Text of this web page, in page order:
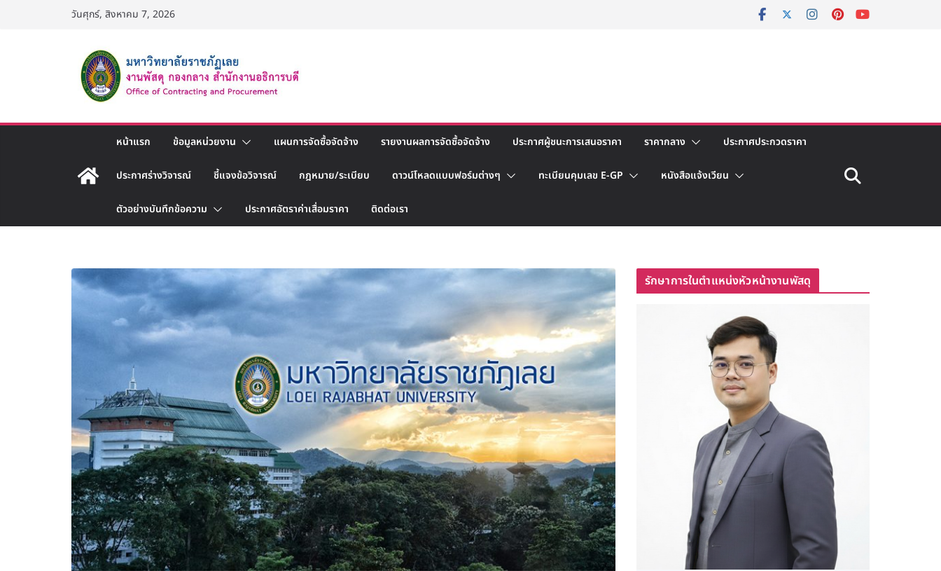
วันศุกร์, สิงหาคม 7, 2026
หน้าแรก ข้อมูลหน่วยงาน แผนการจัดซื้อจัดจ้าง รายงานผลการจัดซื้อจัดจ้าง ประกาศผู้ชนะการเสนอราคา ราคากลาง ประกาศประกวดราคา
ประกาศร่างวิจารณ์ ชี้แจงข้อวิจารณ์ กฎหมาย/ระเบียบ ดาวน์โหลดแบบฟอร์มต่างๆ ทะเบียนคุมเลข E-GP หนังสือแจ้งเวียน
ตัวอย่างบันทึกข้อความ ประกาศอัตราค่าเสื่อมราคา ติดต่อเรา
รักษาการในตำแหน่งหัวหน้างานพัสดุ